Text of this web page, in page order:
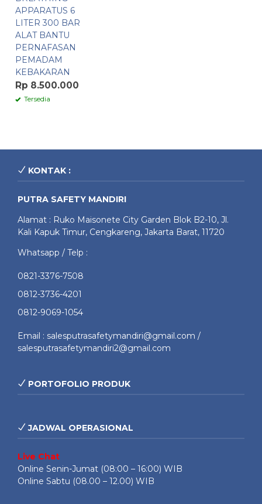
APPARATUS 6
LITER 300 BAR
ALAT BANTU
PERNAFASAN
PEMADAM
KEBAKARAN
Rp 8.500.000
Tersedia
KONTAK :
PUTRA SAFETY MANDIRI
Alamat : Ruko Maisonete City Garden Blok B2-10, Jl.
Kali Kapuk Timur, Cengkareng, Jakarta Barat, 11720
Whatsapp / Telp :
0821-3376-7508
0812-3736-4201
0812-9069-1054
Email : salesputrasafetymandiri@gmail.com /
salesputrasafetymandiri2@gmail.com
PORTOFOLIO PRODUK
JADWAL OPERASIONAL
Live Chat
Online Senin-Jumat (08:00 – 16:00) WIB
Online Sabtu (08.00 – 12.00) WIB